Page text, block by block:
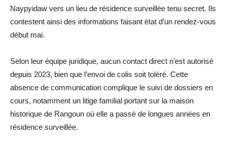
Naypyidaw vers un lieu de résidence surveillée tenu secret. Ils
contestent ainsi des informations faisant état d’un rendez-vous
début mai.
Selon leur équipe juridique, aucun contact direct n’est autorisé
depuis 2023, bien que l’envoi de colis soit toléré. Cette
absence de communication complique le suivi de dossiers en
cours, notamment un litige familial portant sur la maison
historique de Rangoun où elle a passé de longues années en
résidence surveillée.